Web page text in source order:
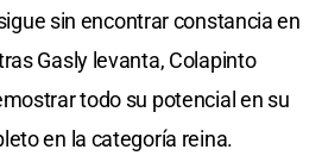
sin encontrar constancia en
Gasly levanta, Colapinto
todo su potencial en su
en la categoría reina.